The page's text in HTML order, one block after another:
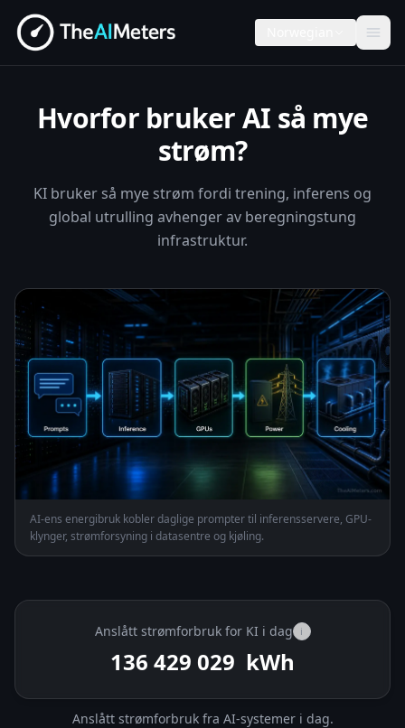
Hvorfor bruker AI så mye
strøm?
KI bruker så mye strøm fordi trening, inferens og
global utrulling avhenger av beregningstung
infrastruktur.
AI-ens energibruk kobler daglige prompter til inferensservere, GPU-
klynger, strømforsyning i datasentre og kjøling.
Anslått strømforbruk for KI i dag i
136 430 361 kWh
Anslått strømforbruk fra AI-systemer i dag.